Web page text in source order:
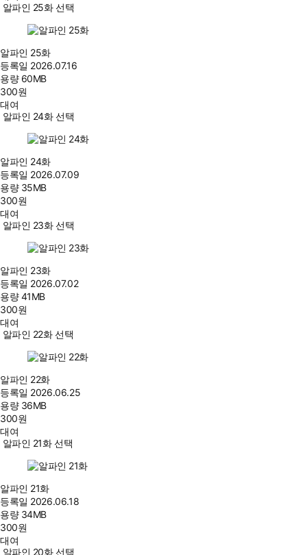
알파인 25화 선택
알파인 25화
등록일 2026.07.16
용량 60MB
300원
대여
알파인 24화 선택
알파인 24화
등록일 2026.07.09
용량 35MB
300원
대여
알파인 23화 선택
알파인 23화
등록일 2026.07.02
용량41MB
300원
대여
알파인 22화 선택
알파인 22화
등록일 2026.06.25
용량 36MB
300원
대여
알파인 21화 선택
알파인 21화
등록일 2026.06.18
용량 34MB
300원
대여
알파인 20화 선택